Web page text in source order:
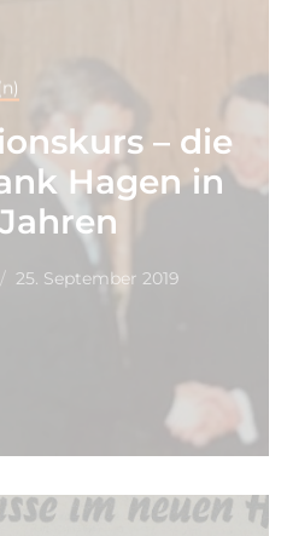
– die
Hagen in
25. September 2019